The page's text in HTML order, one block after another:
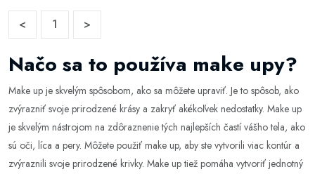
< 1 >
Načo sa to používa make upy?
Make up je skvelým spôsobom, ako sa môžete upraviť. Je to spôsob, ako
zvýrazniť svoje prirodzené krásy a zakryť akékoľvek nedostatky. Make up
je skvelým nástrojom na zdôraznenie tých najlepších častí vášho tela, ako
sú oči, líca a pery. Môžete použiť make up, aby ste vytvorili viac kontúr a
zvýraznili svoje prirodzené krivky. Make up tiež pomáha vytvoriť jednotný